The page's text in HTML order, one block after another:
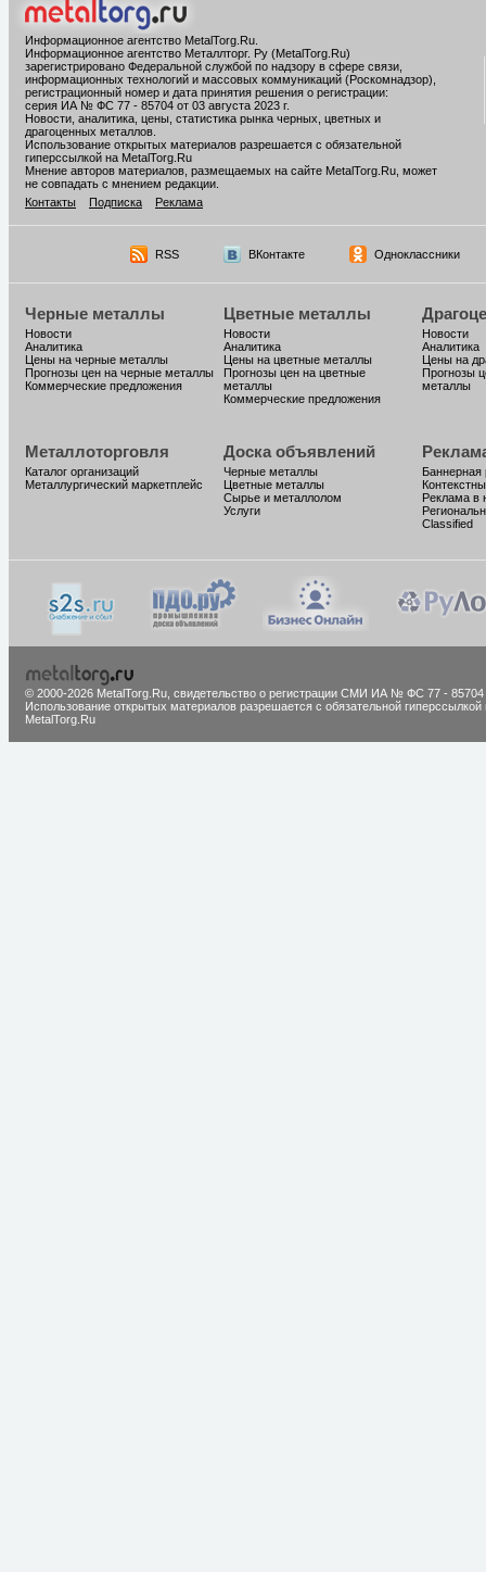
Информационное агентство MetalTorg.Ru
Информационное агентство Металлторг. Ру (MetalTorg.Ru)
зарегистрировано Федеральной службой по надзору в сфере связи,
информационных технологий и массовых коммуникаций (Роскомнадзор),
регистрационный номер и дата принятия решения о регистрации:
серия ИА № ФС 77 - 85704 от 03 августа 2023 г.
Новости, аналитика, цены, статистика рынка черных, цветных и
драгоценных металлов.
Использование открытых материалов разрешается с обязательной
гиперссылкой на MetalTorg.Ru
Мнение авторов материалов, размещаемых на сайте MetalTorg.Ru, может
не совпадать с мнением редакции.
Контакты
Подписка Реклама
RSS ВКонтакте Одноклассники
Черные металлы
Новости
Аналитика
Цены на черные металлы
Прогнозы цен на черные металлы
Коммерческие предложения
Цветные металлы
Новости
Аналитика
Цены на цветные металлы
Прогнозы цен на цветные
металлы
Коммерческие предложения
Новости
Аналитика
Цены на
Прогнозы
металлы
Металлоторговля
Каталог организаций
Металлургический маркетплейс
Доска объявлений
Черные металлы
Цветные металлы
Сырье и металлолом
Услуги
Баннерная
Реклама в
Classified
© 2000-2026 MetalTorg.Ru, cвидетельство о регистрации СМИ ИА № ФС 77 - 85704
Использование открытых материалов разрешается с обязательной гиперссылкой
MetalTorg.Ru